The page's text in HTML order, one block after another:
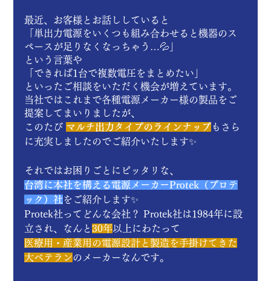
最近、お客様とお話ししていると
「単出力電源をいくつも組み合わせると機器のス
ペースが足りなくなっちゃう…💦」
という言葉や
「できれば1台で複数電圧をまとめたい」
といったご相談をいただく機会が増えています。
当社ではこれまで各種電源メーカー様の製品をご
提案してまいりましたが、
このたび マルチ出力タイプのラインナップもさら
に充実しましたのでご紹介いたします✨
それではお困りごとにピッタリな、
台湾に本社を構える電源メーカーProtek（プロテ
ック）社をご紹介します✨
Protek社ってどんな会社？ Protek社は1984年に設
立され、なんと30年以上にわたって
医療用・産業用の電源設計と製造を手掛けてきた
大ベテランのメーカーなんです。